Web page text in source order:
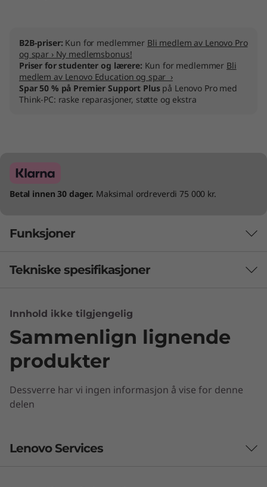
B2B-priser: Kun for medlemmer Bli medlem av Lenovo Pro
og spar › Ny medlemsbonus!
Priser for studenter og lærere: Kun for medlemmer Bli
medlem av Lenovo Education og spar ›
Spar 50 % på Premier Support Pluspå Lenovo Pro med
Think-PC: raske reparasjoner, støtte og ekstra
Betal innen 30 dager. Maksimal ordreverdi 75 000 kr.
Funksjoner
Tekniske spesifikasjoner
M.2-spor
For Wi-Fi
For PCIe SSD eller Optane
Interne brønner
2 x 2,5” HDD (1 standard, 1 tilvalg for ODD-brønn)
ThinkShield-kompatibel
Innhold ikke tilgjengelig
Sammenlign lignende
produkter
Dessverre har vi ingen informasjon å vise for denne
delen
Lenovo Services